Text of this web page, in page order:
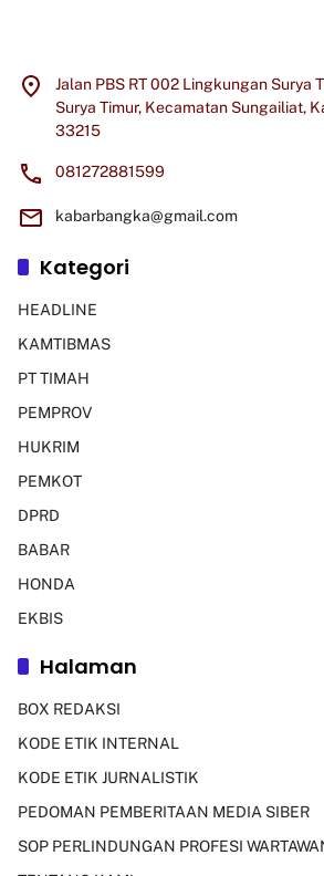
Jalan PBS RT 002 Lingkungan Surya
Surya Timur, Kecamatan Sungailiat,
33215
081272881599
kabarbangka@gmail.com
Kategori
HEADLINE
KAMTIBMAS
PT TIMAH
PEMPROV
HUKRIM
PEMKOT
DPRD
BABAR
HONDA
EKBIS
Halaman
BOX REDAKSI
KODE ETIK INTERNAL
KODE ETIK JURNALISTIK
PEDOMAN PEMBERITAAN MEDIA SIBER
SOP PERLINDUNGAN PROFESI